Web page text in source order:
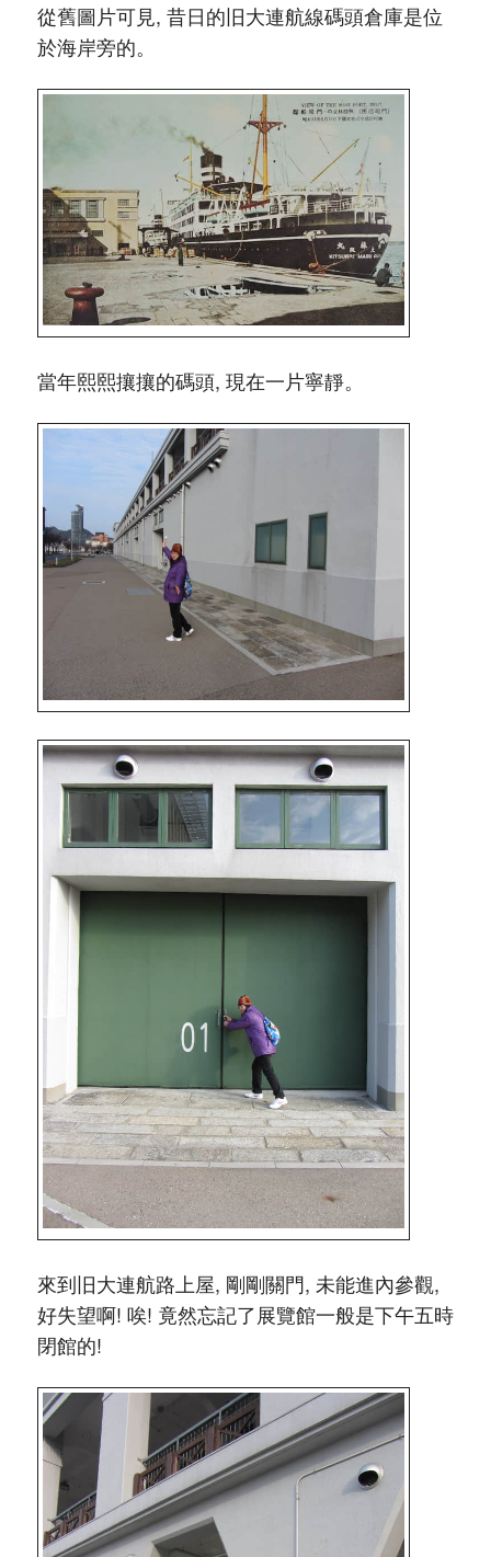
從舊圖片可見, 昔日的旧大連航線碼頭倉庫是位
於海岸旁的。
當年熙熙攘攘的碼頭, 現在一片寧靜。
來到旧大連航路上屋, 剛剛關門, 未能進內參觀,
好失望啊! 唉! 竟然忘記了展覽館一般是下午五時
閉館的!